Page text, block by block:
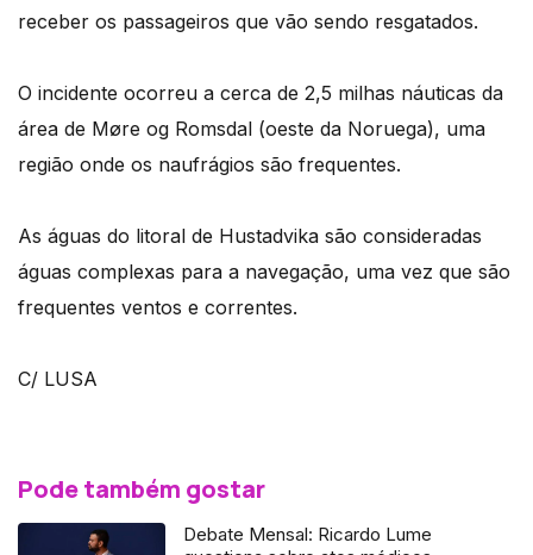
receber os passageiros que vão sendo resgatados.
O incidente ocorreu a cerca de 2,5 milhas náuticas da
área de Møre og Romsdal (oeste da Noruega), uma
região onde os naufrágios são frequentes.
As águas do litoral de Hustadvika são consideradas
águas complexas para a navegação, uma vez que são
frequentes ventos e correntes.
C/ LUSA
Pode também gostar
Debate Mensal: Ricardo Lume